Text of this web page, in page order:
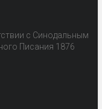
с Синодальным
Писания 1876